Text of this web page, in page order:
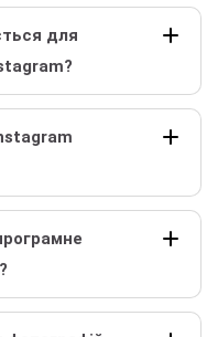
для